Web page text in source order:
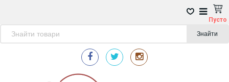
Пусто
Знайти